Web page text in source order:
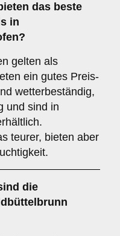
das beste
in
gelten als
ein gutes Preis-
wetterbeständig,
und sind in
teurer, bieten aber
die